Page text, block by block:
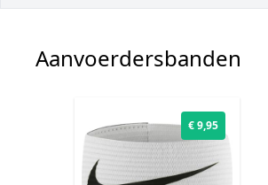
Aanvoerdersbanden
€ 9,95